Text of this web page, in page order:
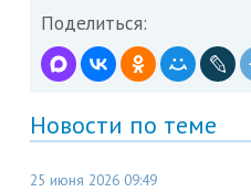
Поделиться:
Новости по теме
25 июня 2026 09:49